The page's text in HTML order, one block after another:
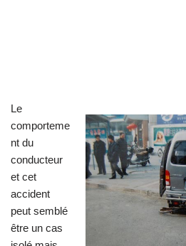
Le
comporteme
nt du
conducteur
et cet
accident
peut semblé
être un cas